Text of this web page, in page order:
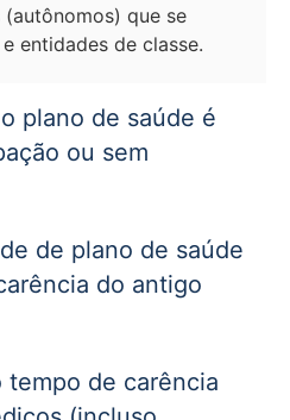
que se
entidades de classe.
plano de saúde é
ou sem
de plano de saúde
do antigo
de carência